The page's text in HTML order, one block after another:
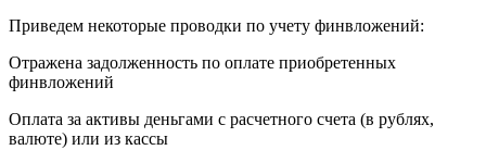
Приведем некоторые проводки по учету финвложений:
Отражена задолженность по оплате приобретенных
финвложений
Оплата за активы деньгами с расчетного счета (в рублях,
валюте) или из кассы